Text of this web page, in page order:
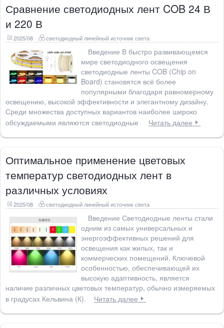
Сравнение светодиодных лент COB 24 В
и 220 В
2025/08 светодиодный линейный источник света
Введение В быстро развивающемся
мире светодиодного освещения
светодиодные ленты COB (Chip on
Board) становятся всё более
популярными благодаря равномерному
освещению, высокой эффективности и элегантному дизайну.
Среди множества доступных вариантов наиболее широко
обсуждаемыми являются светодиодные
Читать далее
Оптимальное применение цветовых
температур светодиодных лент в
различных условиях
2025/08 светодиодный линейный источник света
Введение Светодиодные ленты стали
одним из самых универсальных и
энергоэффективных решений для
освещения как жилых, так и
коммерческих помещений. Ключевой
особенностью, обеспечивающей их
высокую адаптивность, является
наличие различных цветовых температур, обычно измеряемых
в градусах Кельвина (К).
Читать далее